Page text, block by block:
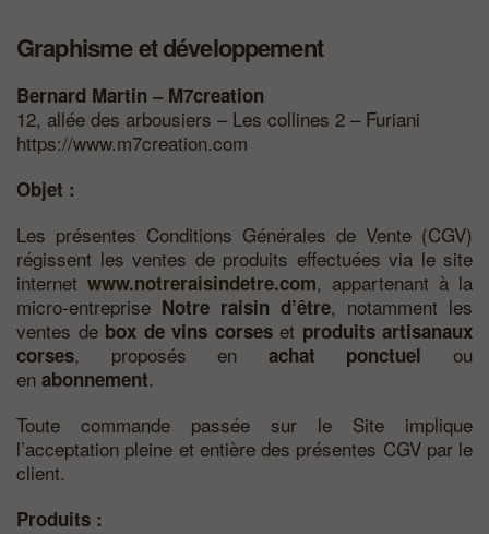
Graphisme et développement
Bernard Martin – M7creation
12, allée des arbousiers – Les collines 2 – Furiani
https://www.m7creation.com
Objet :
Les présentes Conditions Générales de Vente (CGV)
régissent les ventes de produits effectuées via le site
internet www.notreraisindetre.com, appartenant à la
micro-entreprise Notre raisin d’être, notamment les
ventes de box de vins corseset produits artisanaux
corses, proposés en achat ponctuel ou
en abonnement.
Toute commande passée sur le Site implique
l’acceptation pleine et entière des présentes CGV par le
client.
Produits :